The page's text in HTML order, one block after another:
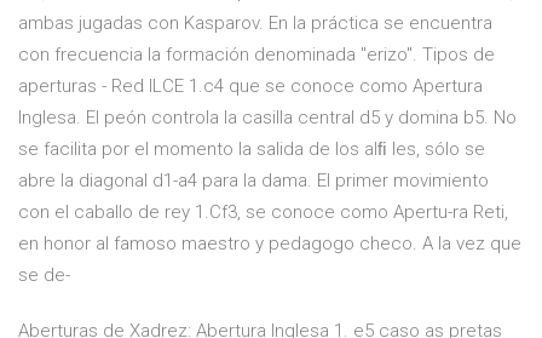
ambas jugadas con Kasparov. En la práctica se encuentra
con frecuencia la formación denominada "erizo". Tipos de
aperturas - Red ILCE 1.c4 que se conoce como Apertura
Inglesa. El peón controla la casilla central d5 y domina b5. No
se facilita por el momento la salida de los alﬁ les, sólo se
abre la diagonal d1-a4 para la dama. El primer movimiento
con el caballo de rey 1.Cf3, se conoce como Apertu-ra Reti,
en honor al famoso maestro y pedagogo checo. A la vez que
se de-
Aberturas de Xadrez: Abertura Inglesa 1. e5 caso as pretas